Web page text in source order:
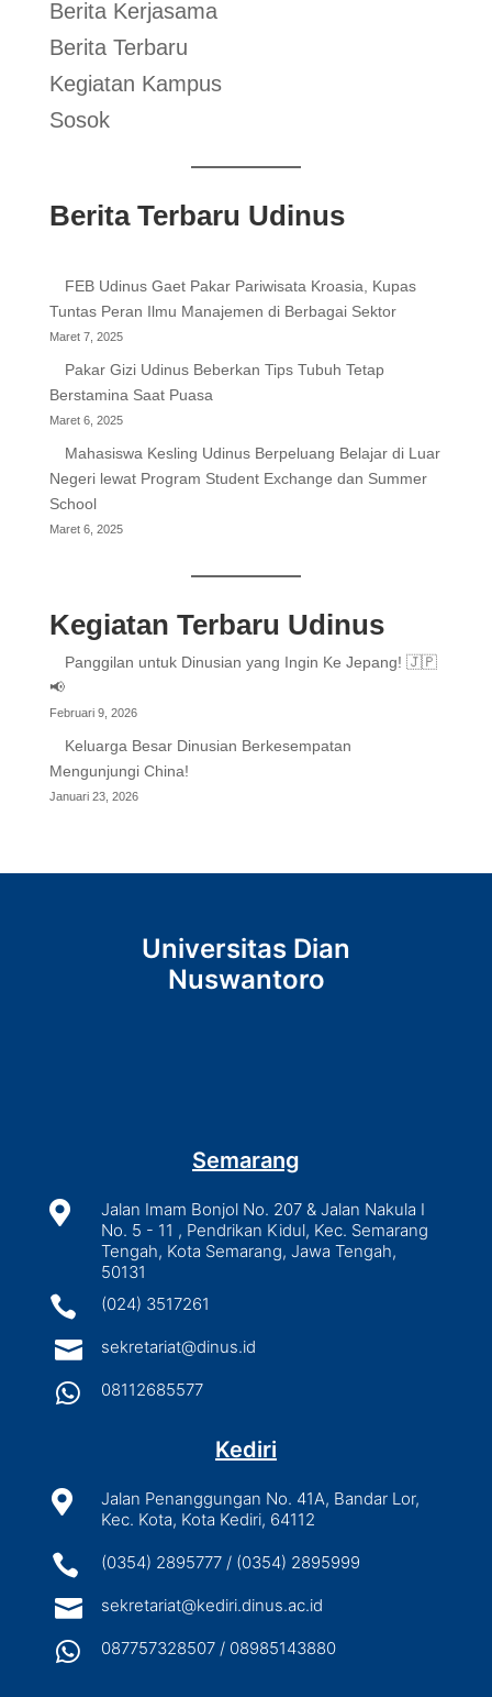
Berita Kerjasama
Berita Terbaru
Kegiatan Kampus
Sosok
Berita Terbaru Udinus
FEB Udinus Gaet Pakar Pariwisata Kroasia, Kupas
Tuntas Peran Ilmu Manajemen di Berbagai Sektor
Maret 7, 2025
Pakar Gizi Udinus Beberkan Tips Tubuh Tetap
Berstamina Saat Puasa
Maret 6, 2025
Mahasiswa Kesling Udinus Berpeluang Belajar di Luar
Negeri lewat Program Student Exchange dan Summer
School
Maret 6, 2025
Kegiatan Terbaru Udinus
Panggilan untuk Dinusian yang Ingin Ke Jepang! 🇯🇵
📢
Februari 9, 2026
Keluarga Besar Dinusian Berkesempatan
Mengunjungi China!
Januari 23, 2026
Universitas Dian
Nuswantoro
Semarang

Jalan Imam Bonjol No. 207 & Jalan Nakula I
No. 5 - 11 , Pendrikan Kidul, Kec. Semarang
Tengah, Kota Semarang, Jawa Tengah,
50131
 (024) 3517261
 sekretariat@dinus.id
 08112685577
Kediri

Jalan Penanggungan No. 41A, Bandar Lor,
Kec. Kota, Kota Kediri, 64112
 (0354) 2895777 / (0354) 2895999
 sekretariat@kediri.dinus.ac.id
 087757328507 / 08985143880